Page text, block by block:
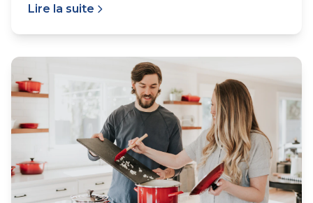
Lire la suite